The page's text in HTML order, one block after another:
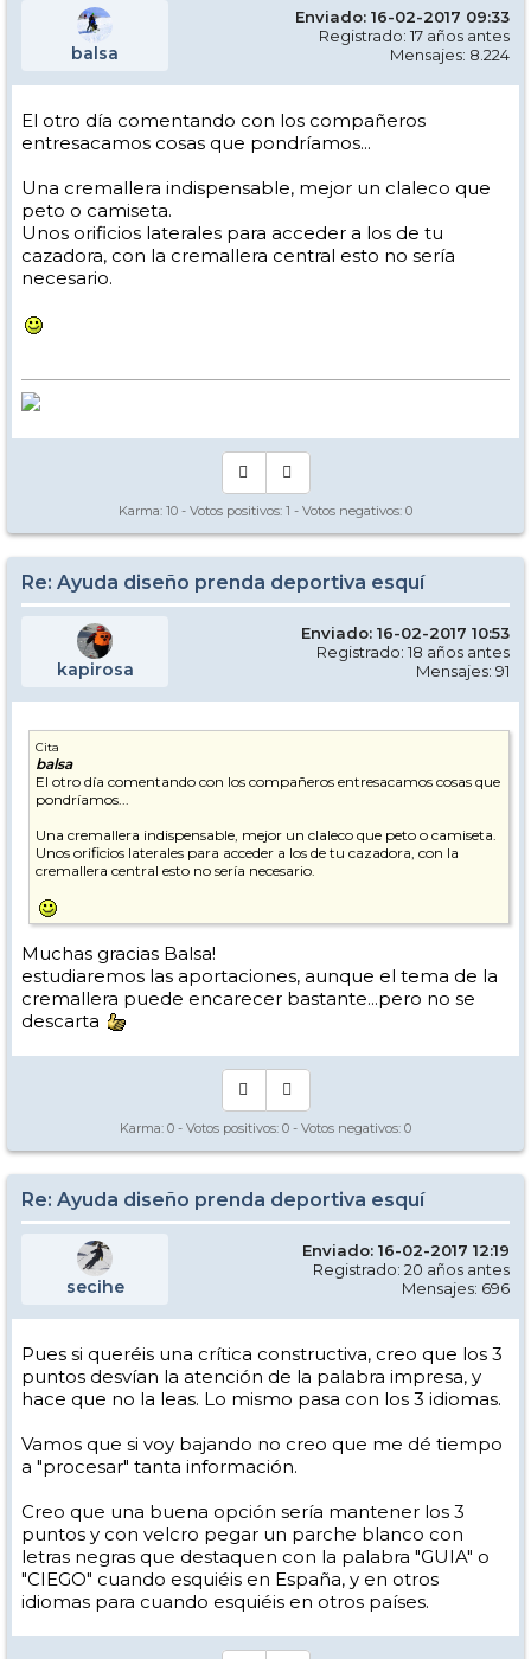
balsa
Enviado: 16-02-2017 09:33
Registrado: 17 años antes
Mensajes: 8.224
El otro día comentando con los compañeros
entresacamos cosas que pondríamos...
Una cremallera indispensable, mejor un claleco que
peto o camiseta.
Unos orificios laterales para acceder a los de tu
cazadora, con la cremallera central esto no sería
necesario.
Karma: 10 - Votos positivos: 1 - Votos negativos: 0
Re: Ayuda diseño prenda deportiva esquí
kapirosa
Enviado: 16-02-2017 10:53
Registrado: 18 años antes
Mensajes: 91
Cita
balsa
El otro día comentando con los compañeros entresacamos cosas que
pondríamos...
Una cremallera indispensable, mejor un claleco que peto o camiseta.
Unos orificios laterales para acceder a los de tu cazadora, con la
cremallera central esto no sería necesario.
Muchas gracias Balsa!
estudiaremos las aportaciones, aunque el tema de la
cremallera puede encarecer bastante...pero no se
descarta
Karma: 0 - Votos positivos: 0 - Votos negativos: 0
Re: Ayuda diseño prenda deportiva esquí
secihe
Enviado: 16-02-2017 12:19
Registrado: 20 años antes
Mensajes: 696
Pues si queréis una crítica constructiva, creo que los 3
puntos desvían la atención de la palabra impresa, y
hace que no la leas. Lo mismo pasa con los 3 idiomas.
Vamos que si voy bajando no creo que me dé tiempo
a "procesar" tanta información.
Creo que una buena opción sería mantener los 3
puntos y con velcro pegar un parche blanco con
letras negras que destaquen con la palabra "GUIA" o
"CIEGO" cuando esquiéis en España, y en otros
idiomas para cuando esquiéis en otros países.